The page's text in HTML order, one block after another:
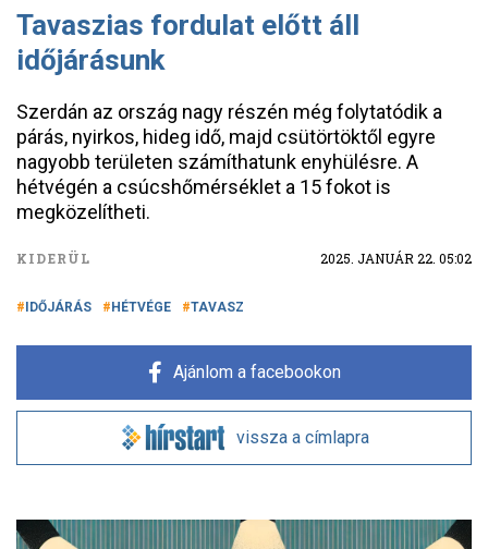
Tavaszias fordulat előtt áll
időjárásunk
Szerdán az ország nagy részén még folytatódik a
párás, nyirkos, hideg idő, majd csütörtöktől egyre
nagyobb területen számíthatunk enyhülésre. A
hétvégén a csúcshőmérséklet a 15 fokot is
megközelítheti.
KIDERÜL 2025. JANUÁR 22. 05:02
IDŐJÁRÁS HÉTVÉGE TAVASZ
Ajánlom a facebookon
vissza a címlapra